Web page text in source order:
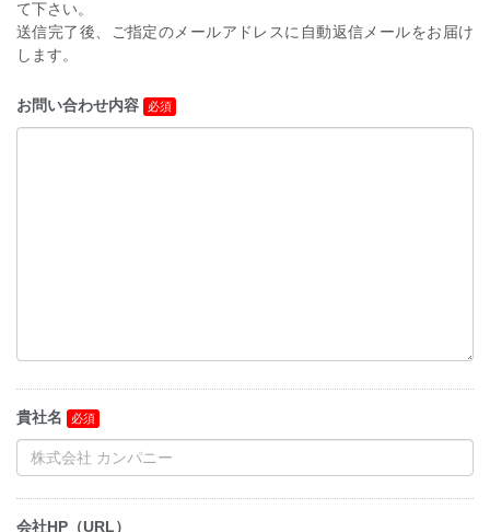
て下さい。
送信完了後、ご指定のメールアドレスに自動返信メールをお届け
します。
お問い合わせ内容
貴社名
会社HP（URL）